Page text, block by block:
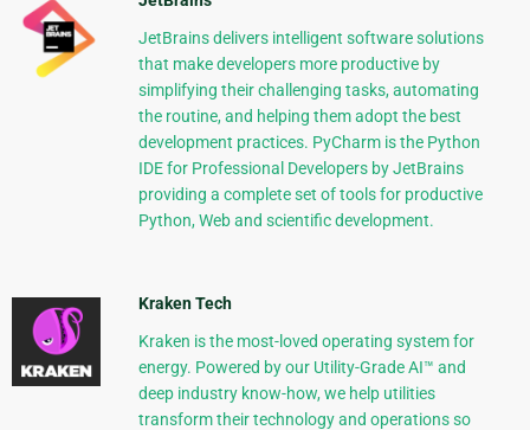
JetBrains delivers intelligent software solutions
that make developers more productive by
simplifying their challenging tasks, automating
the routine, and helping them adopt the best
development practices. PyCharm is the Python
IDE for Professional Developers by JetBrains
providing a complete set of tools for productive
Python, Web and scientific development.
Kraken Tech
Kraken is the most-loved operating system for
energy. Powered by our Utility-Grade AI™ and
deep industry know-how, we help utilities
transform their technology and operations so